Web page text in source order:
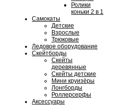
Ролики
коньки 2 в 1
Самокаты
Детские
Взрослые
Трюковые
Ледовое оборудование
Скейтборды
Скейты
деревянные
Скейты детские
Мини круизёры
Лонгборды
Роллерсерфы
Аксеcсуары